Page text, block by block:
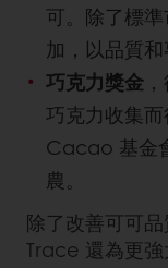
可。除了標
加，以品質
巧克力獎金
巧克力收集
Cacao 基金
農。
除了改善可可
Trace 還為更